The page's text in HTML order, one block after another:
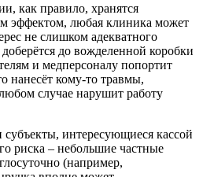
как правило, хранятся
эффектом, любая клиника может
не слишком адекватного
до вожделенной коробки
и медперсоналу попортит
нанесёт кому-то травмы,
случае нарушит работу
интересующиеся кассой
риска – небольшие частные
(например,